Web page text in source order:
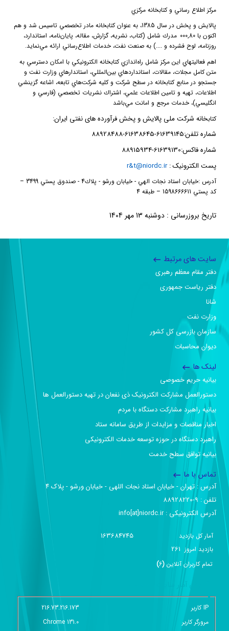
مركز اطلاع رساني و كتابخانه مركزي
پالايش و پخش در سال 1385، به عنوان كتابخانه مادر تخصصي تاسيس شد و هم
اكنون با 000
,80
مدرك شامل (كتاب، نشريه، گزارش، مقاله، پايان‌نامه، استاندارد،
روزنامه، لوح فشرده و ....) به صنعت نفت، خدمات اطلاع‌رساني ارائه مي‌نمايد.
اهم فعاليتهاي اين مركز شامل راه‌اندازي كتابخانه ‌الكترونيكي با امكان دسترسي به
متن كامل مجلات، مقالات، استانداردهاي بين‌المللي، استاندارهاي وزارت نفت و
جستجو در منابع كتابخانه در سطح شركت و كليه شركت‌هاي تابعه، اشاعه گزينشي
اطلاعات، تهيه و تامين اطلاعات علمي، اشتراك نشريات تخصصي (فارسي و
انگليسي)، خدمات مرجع و امانت مي‌باشد
کتابخانه شرکت ملی پالایش و پخش فرآورده های نفتی ایران:
شماره تلفن:61639145-61638645-88928488
شماره فاکس:61639130-88915934
پست الکترونیک r&t@niordc.ir:
آدرس :خيابان استاد نجات الهي - خيابان ورشو - پلاك4 - صندوق پستي 3499
–
كد پستي 1598666611
– طبقه 4
تاریخ بروزرسانی : دوشنبه 13 مهر 1404
سایت های مرتبط
دفتر مقام معظم رهبری
دفتر ریاست جمهوری
شانا
وزارت نفت
سازمان بازرسی کل کشور
دیوان محاسبات
لینک ها
بیانیه حریم خصوصی
دستورالعمل مشارکت الکترونیک ذی نفعان در تهیه دستورالعمل ها
بیانیه راهبرد مشارکت دستگاه با مردم
اخبار مناقصات و مزایدات از طریق سامانه ستاد
راهبرد دستگاه در حوزه توسعه خدمات الکترونیکی
بیانیه توافق سطح خدمت
تماس با ما
آدرس :‌ تهران - خیابان استاد نجات اللهی - خیابان ورشو - پلاک ۴
تلفن :‌ 9-88928220
آدرس الکترونیکی :‌ info[at]niordc.ir
آمار کل بازدید 163684745
بازديد امروز 261
تمام کاربران آنلاين (
6
)
IP کاربر
216.73.216.173
مرورگر کاربر
Chrome 131.0